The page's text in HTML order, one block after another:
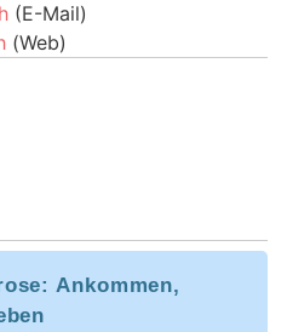
(E-Mail)
(Web)
Ankommen,